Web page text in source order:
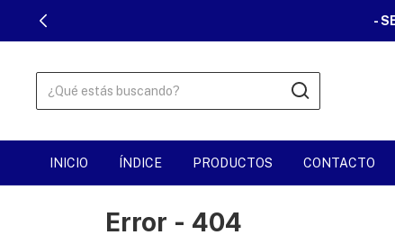
-
INICIO ÍNDICE PRODUCTOS CONTACTO
Error - 404